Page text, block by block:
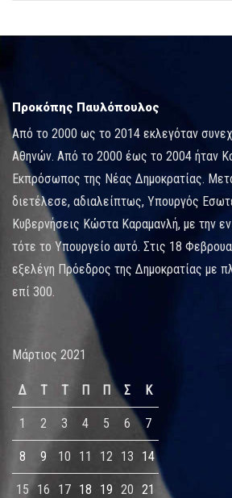
Προκόπης Παυλόπουλος
Από το 2000 ως το 2014 εκλεγόταν
Αθηνών. Από το 2000 έως το 2004 ήταν
Εκπρόσωπος της Νέας Δημοκρατίας.
διετέλεσε, αδιαλείπτως, Υπουργός
Κυβερνήσεις Κώστα Καραμανλή, με την
τότε το Υπουργείο αυτό. Στις 18
εξελέγη Πρόεδρος της Δημοκρατίας με
επί 300.
Μάρτιος 2021
Δ Τ Τ Π Π Σ Κ
1 2 3 4 5 6 7
8 9 10 11 12 13 14
15 16 17 18 19 20 21